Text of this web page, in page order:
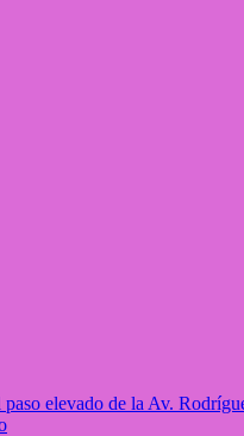
elevado de la Av.